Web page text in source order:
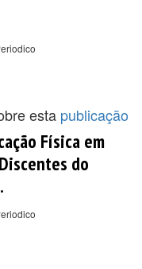
esta publicação
Física em
do